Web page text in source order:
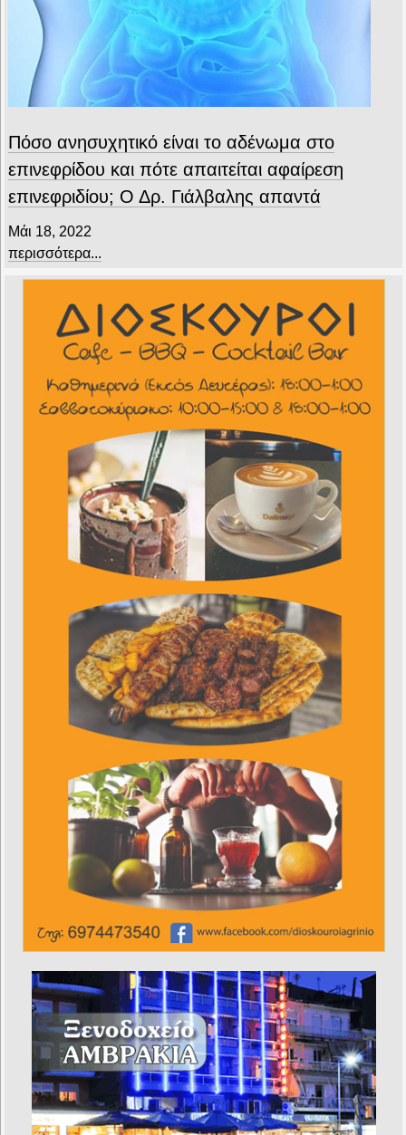
Πόσο ανησυχητικό είναι το αδένωμα στο
επινεφρίδου και πότε απαιτείται αφαίρεση
επινεφριδίου; Ο Δρ. Γιάλβαλης απαντά
Μάι 18, 2022
περισσότερα...